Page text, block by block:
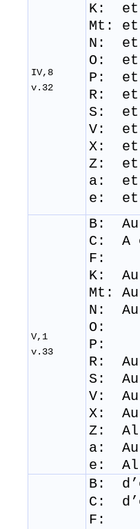
IV,8
v.32
K: et
Mt:
N: et
O: et
P: et
R: et
S: et
V: et
​X: et
Z: et
a: et
e: et
V,1
v.33
B: Au
C: A
F:
K: Au
Mt:
N: Au
O:
P:
R: Au
S: Au
V: Au
​X: Au
Z: Al
a: Au
e: Al
B:
C:
F: